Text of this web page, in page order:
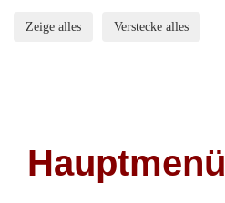
Zeige alles Verstecke alles
Hauptmenü